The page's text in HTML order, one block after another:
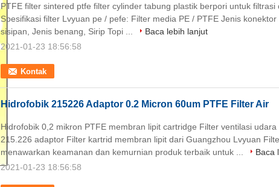
Kontak
PTFE filter sintered ptfe filter cylinder tabung plastik berpori untuk filtrasi
Spesifikasi filter Lvyuan pe / pefe: Filter media PE / PTFE Jenis konektor
sisipan, Jenis benang, Sirip Topi ...
Baca lebih lanjut
2021-01-23 18:56:58
Hidrofobik 215226 Adaptor 0.2 Micron 60um PTFE Filter Air
Hidrofobik 0,2 mikron PTFE membran lipit cartridge Filter ventilasi udara
215.226 adaptor Filter kartrid membran lipit dari Guangzhou Lvyuan
menawarkan keamanan dan kemurnian produk terbaik untuk ...
Baca
2021-01-23 18:56:58